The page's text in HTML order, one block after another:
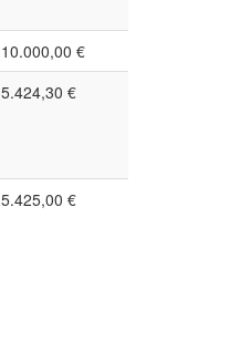
10.000,00 €
5.424,30 €
5.425,00 €